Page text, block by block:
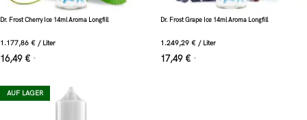
Dr. Frost Cherry Ice 14ml Aroma Longfill
1.177,86 € / Liter
16,49 € *
Dr. Frost Grape Ice 14ml Aroma Longfill
1.249,29 € / Liter
17,49 € *
AUF LAGER